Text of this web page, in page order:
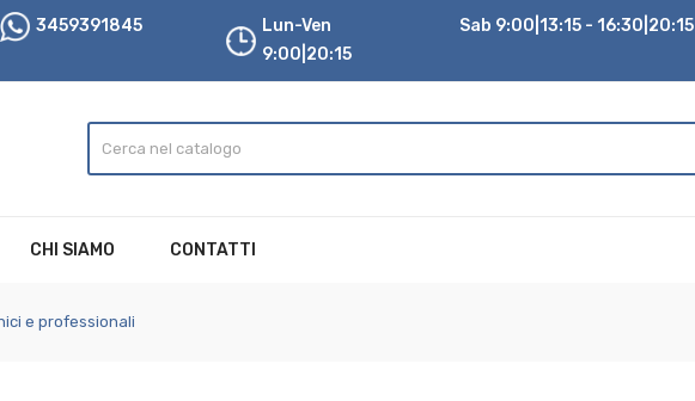
3459391845
Lun-Ven
9:00|20:15
Sab 9:00|13:15 - 16:30|20:15
CHI SIAMO CONTATTI
e professionali